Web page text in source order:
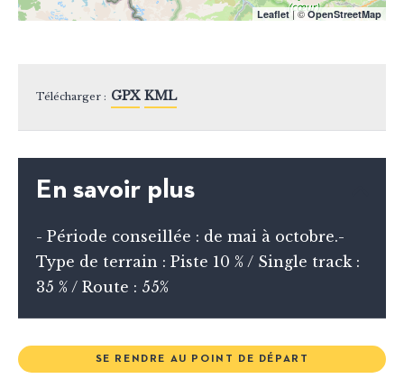
Leaflet| ©OpenStreetMap
Télécharger : GPX KML
En savoir plus
- Période conseillée : de mai à octobre.-
Type de terrain : Piste 10 % / Single track :
35 % / Route : 55%
SE RENDRE AU POINT DE DÉPART